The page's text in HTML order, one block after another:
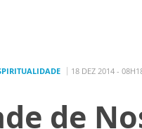
18 DEZ 2014 -
de